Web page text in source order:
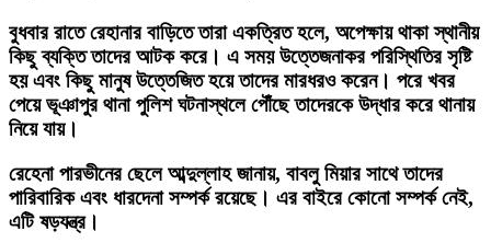
বুধবার রাতে রেহানার বাড়িতে তারা একত্রিত হলে, অপেক্ষায় থাকা স্থানীয়
কিছু ব্যক্তি তাদের আটক করে। এ সময় উত্তেজনাকর পরিস্থিতির সৃষ্টি
হয় এবং কিছু মানুষ উত্তেজিত হয়ে তাদের মারধরও করেন। পরে খবর
পেয়ে ভূঞাপুর থানা পুলিশ ঘটনাস্থলে পৌঁছে তাদেরকে উদ্ধার করে থানায়
নিয়ে যায়।
রেহেনা পারভীনের ছেলে আব্দুল্লাহ জানায়, বাবলু মিয়ার সাথে তাদের
পারিবারিক এবং ধারদেনা সম্পর্ক রয়েছে। এর বাইরে কোনো সম্পর্ক নেই,
এটি ষড়যন্ত্র।